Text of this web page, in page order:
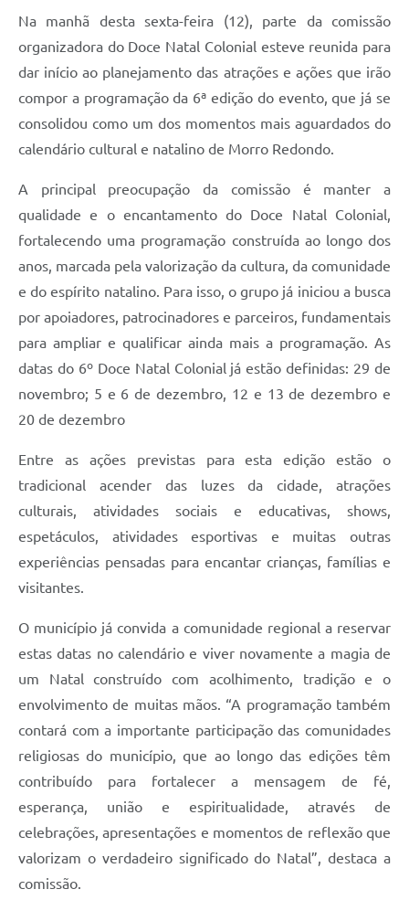
Projetos
R.H
SIC
Na manhã desta sexta-feira (12), parte da comissão
organizadora do Doce Natal Colonial esteve reunida para
dar início ao planejamento das atrações e ações que irão
compor a programação da 6ª edição do evento, que já se
consolidou como um dos momentos mais aguardados do
calendário cultural e natalino de Morro Redondo.
A principal preocupação da comissão é manter a
qualidade e o encantamento do Doce Natal Colonial,
fortalecendo uma programação construída ao longo dos
anos, marcada pela valorização da cultura, da comunidade
e do espírito natalino. Para isso, o grupo já iniciou a busca
por apoiadores, patrocinadores e parceiros, fundamentais
para ampliar e qualificar ainda mais a programação. As
datas do 6º Doce Natal Colonial já estão definidas: 29 de
novembro; 5 e 6 de dezembro, 12 e 13 de dezembro e
20 de dezembro
Entre as ações previstas para esta edição estão o
tradicional acender das luzes da cidade, atrações
culturais, atividades sociais e educativas, shows,
espetáculos, atividades esportivas e muitas outras
experiências pensadas para encantar crianças, famílias e
visitantes.
O município já convida a comunidade regional a reservar
estas datas no calendário e viver novamente a magia de
um Natal construído com acolhimento, tradição e o
envolvimento de muitas mãos. “A programação também
contará com a importante participação das comunidades
religiosas do município, que ao longo das edições têm
contribuído para fortalecer a mensagem de fé,
esperança, união e espiritualidade, através de
celebrações, apresentações e momentos de reflexão que
valorizam o verdadeiro significado do Natal”, destaca a
comissão.